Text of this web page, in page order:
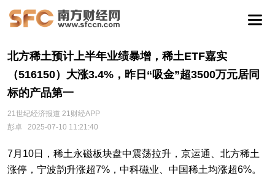
北方稀土预计上半年业绩暴增，稀土ETF嘉实
（516150）大涨3.4%，昨日“吸金”超3500万元居同
标的产品第一
21世纪经济报道 21财经APP
彭卓
2025-07-10 11:21:40
7月10日，稀土永磁板块盘中震荡拉升，京运通、北方稀土
涨停，宁波韵升涨超7%，中科磁业、中国稀土均涨超6%。